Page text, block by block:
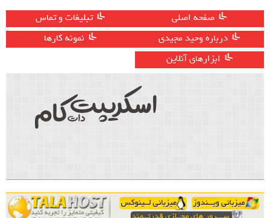
صفحه اصلی
تبلیغات و تماس
درباره وحید مجیدی
نمونه کارها
ابزارهای آنلاین